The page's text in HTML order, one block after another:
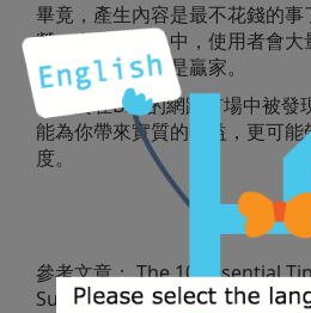
畢竟，產生內容是最不花錢的
營。在網路世界中，使用者會
住他們眼球的便是贏家。
專注於在B2B的網路市場中被發
能為你帶來實質的收益，更可
度。
參考文章：The 10 Essential
Success in a Digital Economy